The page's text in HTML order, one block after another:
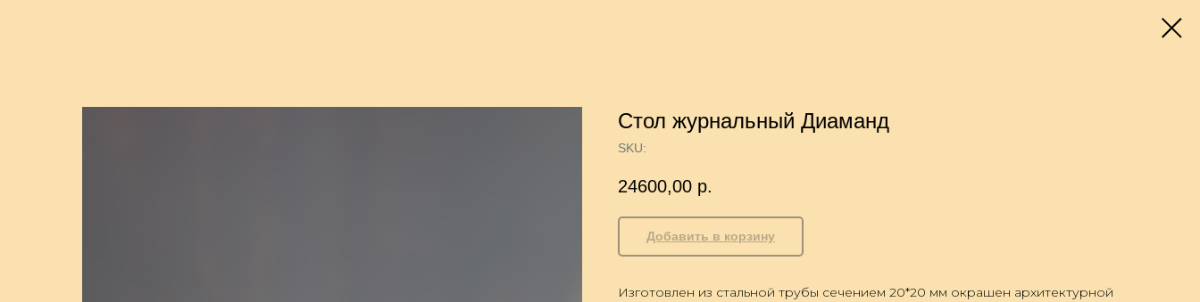
Стол журнальный Диаманд
SKU:
24600,00 р.
Добавить в корзину
Изготовлен из стальной трубы сечением 20*20 мм окрашен архитектурной